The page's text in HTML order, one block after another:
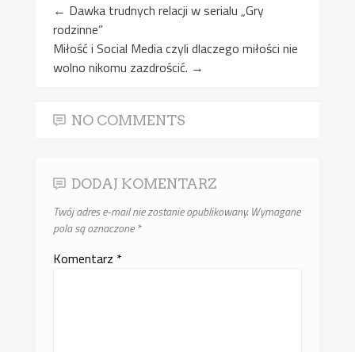
← Dawka trudnych relacji w serialu „Gry
rodzinne”
Miłość i Social Media czyli dlaczego miłości nie
wolno nikomu zazdrościć. →
NO COMMENTS
DODAJ KOMENTARZ
Twój adres e-mail nie zostanie opublikowany. Wymagane
pola są oznaczone*
Komentarz *